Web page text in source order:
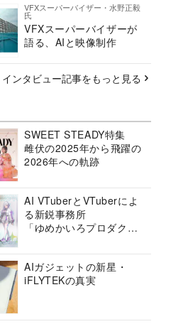
VFXスーパーバイザー・水野正毅
氏
VFXスーパーバイザーが
語る、AIと映像制作
インタビュー記事をもっと見る
SWEET STEADY特集
雌伏の2025年から飛躍の
2026年への軌跡
AI VTuberとVTuberによ
る新鋭事務所
「ゆめかいろプロダクシ
AIガジェットの新星・
iFLYTEKの真実